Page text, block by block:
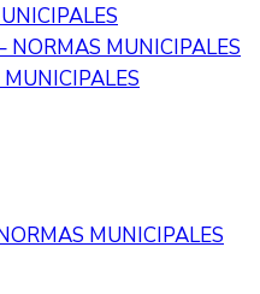
NORMAS MUNICIPALES
MUNICIPALES